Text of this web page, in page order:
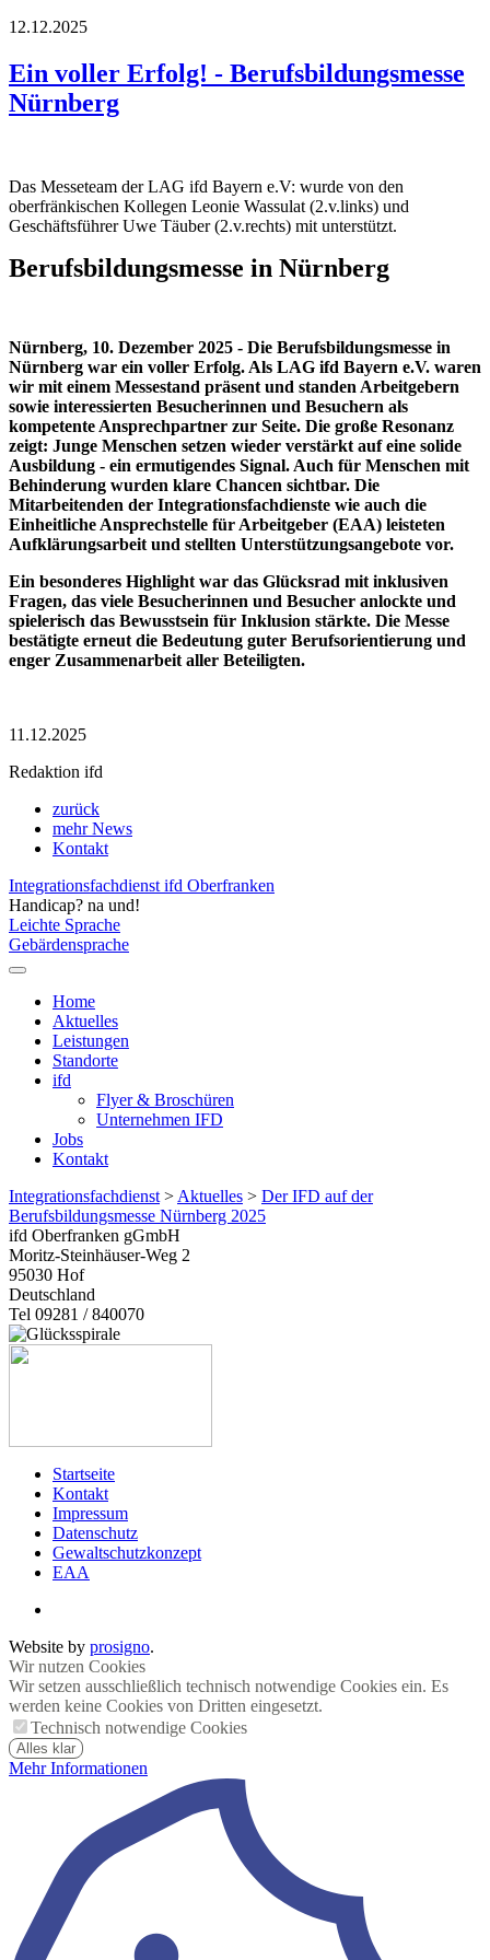
12.12.2025
Ein voller Erfolg! - Berufsbildungsmesse
Nürnberg
Das Messeteam der LAG ifd Bayern e.V: wurde von den
oberfränkischen Kollegen Leonie Wassulat (2.v.links) und
Geschäftsführer Uwe Täuber (2.v.rechts) mit unterstützt.
Berufsbildungsmesse in Nürnberg
Nürnberg, 10. Dezember 2025 - Die Berufsbildungsmesse in
Nürnberg war ein voller Erfolg. Als LAG ifd Bayern e.V. waren
wir mit einem Messestand präsent und standen Arbeitgebern
sowie interessierten Besucherinnen und Besuchern als
kompetente Ansprechpartner zur Seite. Die große Resonanz
zeigt: Junge Menschen setzen wieder verstärkt auf eine solide
Ausbildung - ein ermutigendes Signal. Auch für Menschen mit
Behinderung wurden klare Chancen sichtbar. Die
Mitarbeitenden der Integrationsfachdienste wie auch die
Einheitliche Ansprechstelle für Arbeitgeber (EAA) leisteten
Aufklärungsarbeit und stellten Unterstützungsangebote vor.
Ein besonderes Highlight war das Glücksrad mit inklusiven
Fragen, das viele Besucherinnen und Besucher anlockte und
spielerisch das Bewusstsein für Inklusion stärkte. Die Messe
bestätigte erneut die Bedeutung guter Berufsorientierung und
enger Zusammenarbeit aller Beteiligten.
11.12.2025
Redaktion ifd
zurück
mehr News
Kontakt
Integrationsfachdienst ifd Oberfranken
Handicap? na und!
Leichte Sprache
Gebärdensprache
Home
Aktuelles
Leistungen
Standorte
ifd
Flyer & Broschüren
Unternehmen IFD
Jobs
Kontakt
Integrationsfachdienst > Aktuelles > Der IFD auf der
Berufsbildungsmesse Nürnberg 2025
ifd Oberfranken gGmbH
Moritz-Steinhäuser-Weg 2
95030 Hof
Deutschland
Tel 09281 / 840070
Startseite
Kontakt
Impressum
Datenschutz
Gewaltschutzkonzept
EAA
Website by prosigno.
Wir nutzen Cookies
Wir setzen ausschließlich technisch notwendige Cookies ein. Es
werden keine Cookies von Dritten eingesetzt.
Technisch notwendige Cookies
Alles klar
Mehr Informationen